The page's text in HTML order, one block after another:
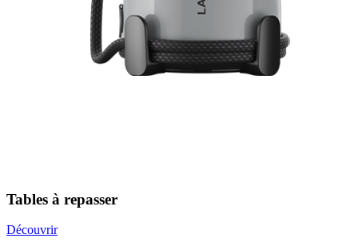
Tables à repasser
Découvrir